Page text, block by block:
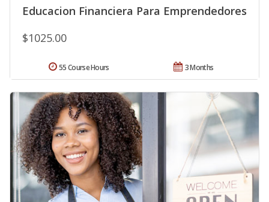
Educacion Financiera Para Emprendedores
$1025.00
3 Months
55 Course Hours